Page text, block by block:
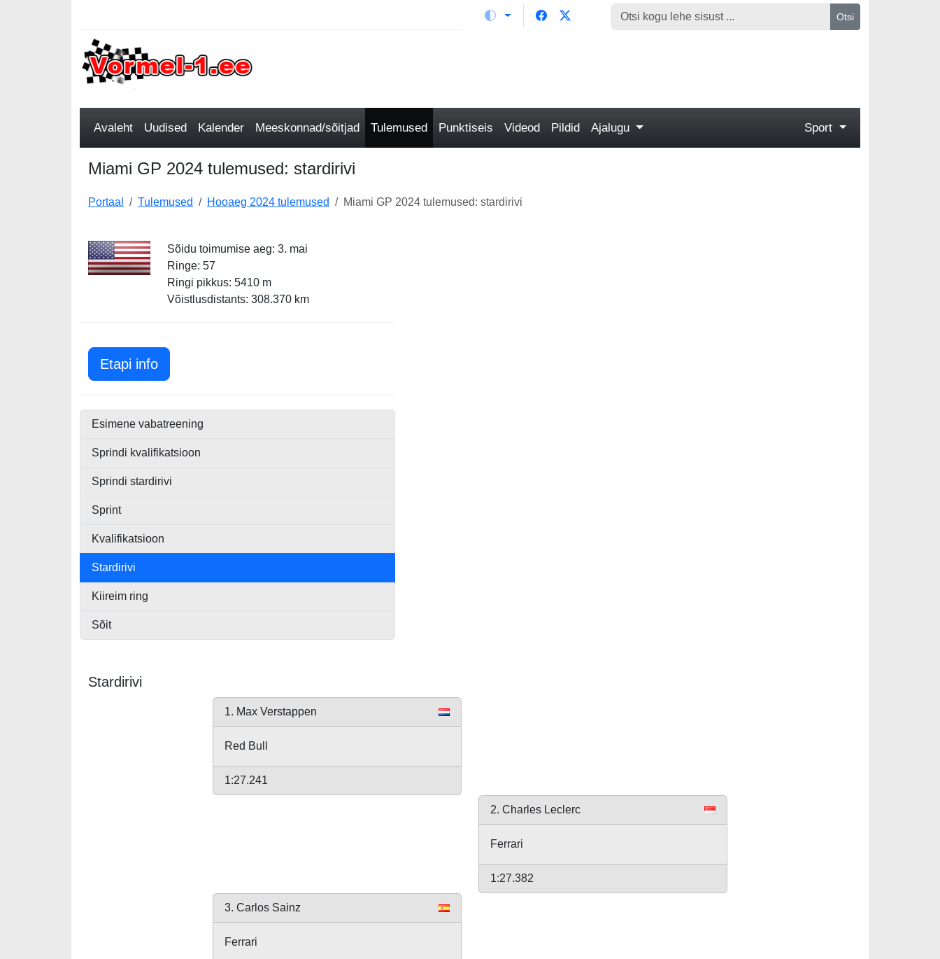
Otsi
Avaleht Uudised Kalender Meeskonnad/sõitjad Tulemused Punktiseis Videod Pildid Ajalugu Sport
Miami GP 2024 tulemused: stardirivi
Portaal Tulemused Hooaeg 2024 tulemused Miami GP 2024 tulemused: stardirivi
Sõidu toimumise aeg: 3. mai
Ringe: 57
Ringi pikkus: 5410 m
Võistlusdistants: 308.370 km
Etapi infoMiami GP 2024
Esimene vabatreening
Sprindi kvalifikatsioon
Sprindi stardirivi
Sprint
Kvalifikatsioon
Stardirivi
Kiireim ring
Sõit
Stardirivi
1. Max Verstappen
Red Bull
1:27.241
2. Charles Leclerc
Ferrari
1:27.382
3. Carlos Sainz
Ferrari